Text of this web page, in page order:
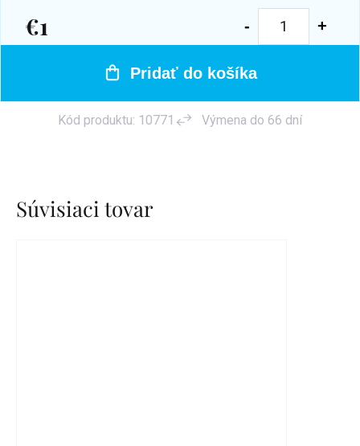
€1
Jednotková
Pridať do košíka
Kód produktu: 10771 Výmena do 66 dní
Súvisiaci tovar